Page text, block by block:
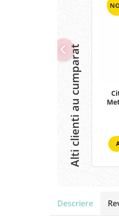
Alti clienti au cumparat
Descriere